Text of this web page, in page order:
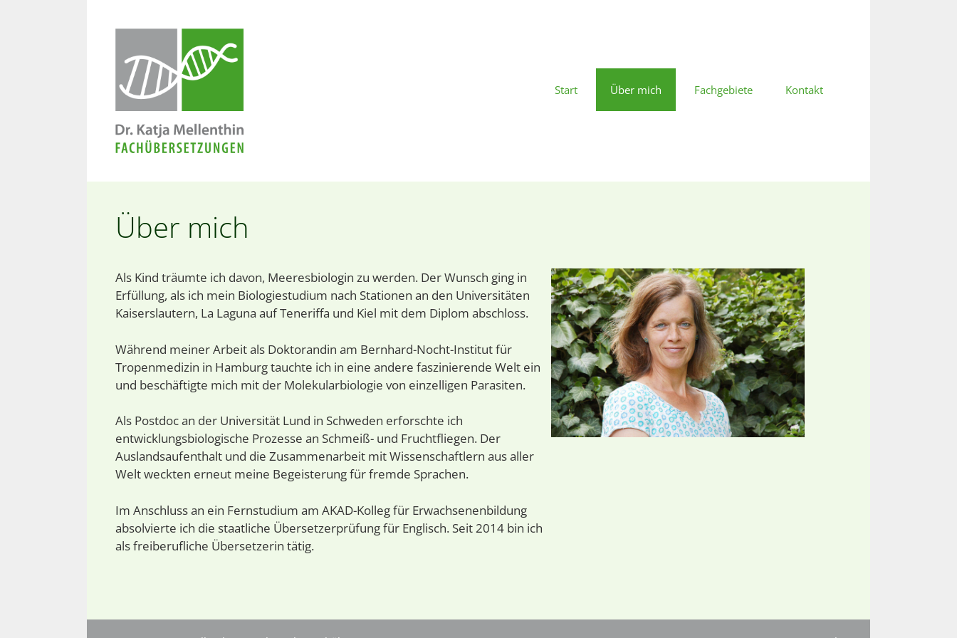
Start Über mich Fachgebiete Kontakt
Über mich
Als Kind träumte ich davon, Meeresbiologin zu werden. Der Wunsch ging in
Erfüllung, als ich mein Biologiestudium nach Stationen an den Universitäten
Kaiserslautern, La Laguna auf Teneriffa und Kiel mit dem Diplom abschloss.
Während meiner Arbeit als Doktorandin am Bernhard-Nocht-Institut für
Tropenmedizin in Hamburg tauchte ich in eine andere faszinierende Welt ein
und beschäftigte mich mit der Molekularbiologie von einzelligen Parasiten.
Als Postdoc an der Universität Lund in Schweden erforschte ich
entwicklungsbiologische Prozesse an Schmeiß- und Fruchtfliegen. Der
Auslandsaufenthalt und die Zusammenarbeit mit Wissenschaftlern aus aller
Welt weckten erneut meine Begeisterung für fremde Sprachen.
Im Anschluss an ein Fernstudium am AKAD-Kolleg für Erwachsenenbildung
absolvierte ich die staatliche Übersetzerprüfung für Englisch. Seit 2014 bin ich
als freiberufliche Übersetzerin tätig.